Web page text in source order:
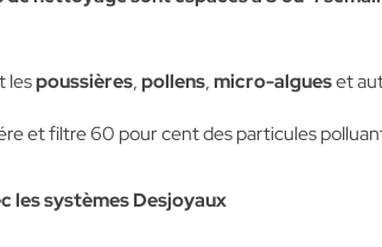
lespoussières,pollens,micro-algueset
et filtre 60 pour cent des particules
les systèmes Desjoyaux